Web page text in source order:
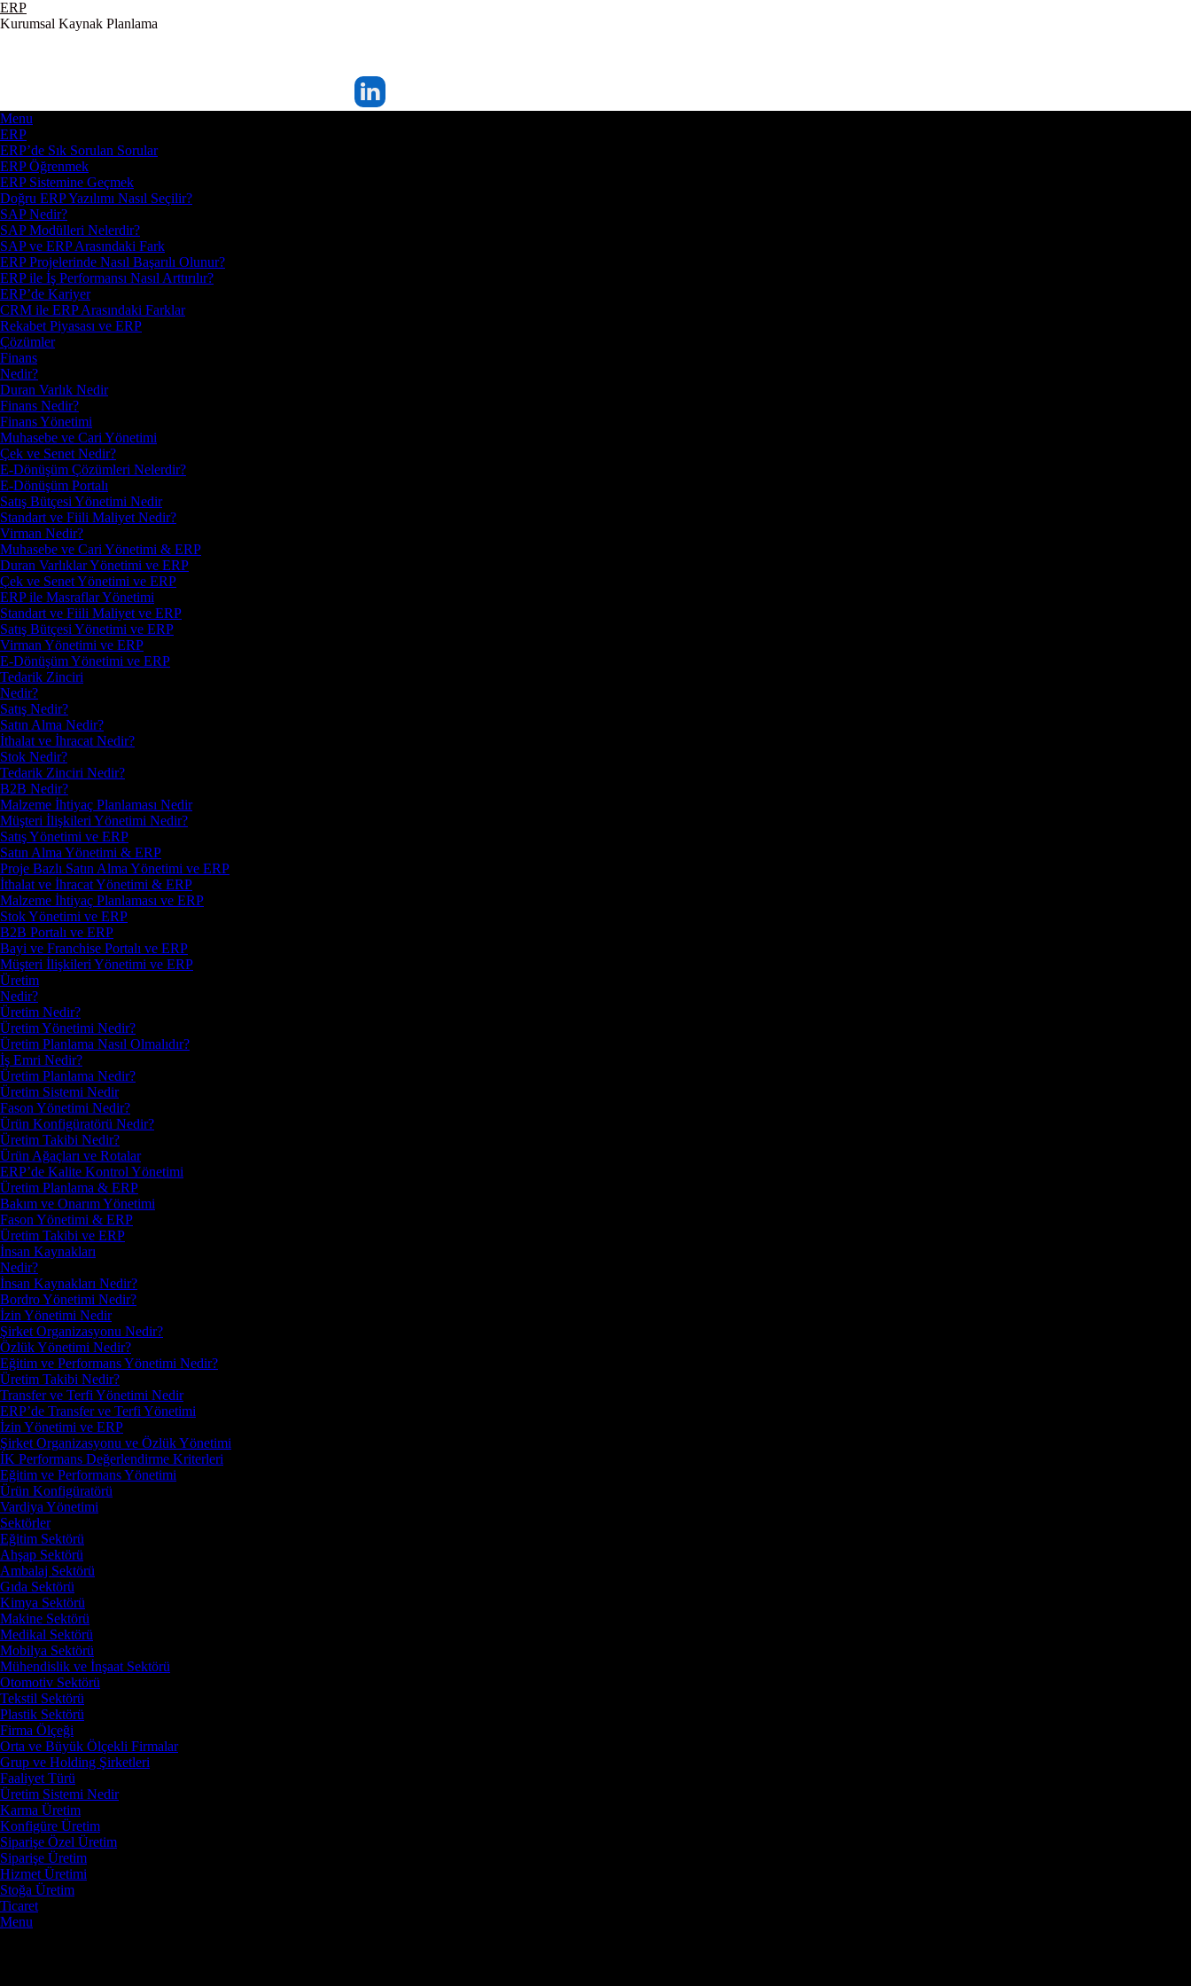
ERP
Kurumsal Kaynak Planlama
Menu
ERP
ERP’de Sık Sorulan Sorular
ERP Öğrenmek
ERP Sistemine Geçmek
Doğru ERP Yazılımı Nasıl Seçilir?
SAP Nedir?
SAP Modülleri Nelerdir?
SAP ve ERP Arasındaki Fark
ERP Projelerinde Nasıl Başarılı Olunur?
ERP ile İş Performansı Nasıl Arttırılır?
ERP’de Kariyer
CRM ile ERP Arasındaki Farklar
Rekabet Piyasası ve ERP
Çözümler
Finans
Nedir?
Duran Varlık Nedir
Finans Nedir?
Finans Yönetimi
Muhasebe ve Cari Yönetimi
Çek ve Senet Nedir?
E-Dönüşüm Çözümleri Nelerdir?
E-Dönüşüm Portalı
Satış Bütçesi Yönetimi Nedir
Standart ve Fiili Maliyet Nedir?
Virman Nedir?
Muhasebe ve Cari Yönetimi & ERP
Duran Varlıklar Yönetimi ve ERP
Çek ve Senet Yönetimi ve ERP
ERP ile Masraflar Yönetimi
Standart ve Fiili Maliyet ve ERP
Satış Bütçesi Yönetimi ve ERP
Virman Yönetimi ve ERP
E-Dönüşüm Yönetimi ve ERP
Tedarik Zinciri
Nedir?
Satış Nedir?
Satın Alma Nedir?
İthalat ve İhracat Nedir?
Stok Nedir?
Tedarik Zinciri Nedir?
B2B Nedir?
Malzeme İhtiyaç Planlaması Nedir
Müşteri İlişkileri Yönetimi Nedir?
Satış Yönetimi ve ERP
Satın Alma Yönetimi & ERP
Proje Bazlı Satın Alma Yönetimi ve ERP
İthalat ve İhracat Yönetimi & ERP
Malzeme İhtiyaç Planlaması ve ERP
Stok Yönetimi ve ERP
B2B Portalı ve ERP
Bayi ve Franchise Portalı ve ERP
Müşteri İlişkileri Yönetimi ve ERP
Üretim
Nedir?
Üretim Nedir?
Üretim Yönetimi Nedir?
Üretim Planlama Nasıl Olmalıdır?
İş Emri Nedir?
Üretim Planlama Nedir?
Üretim Sistemi Nedir
Fason Yönetimi Nedir?
Ürün Konfigüratörü Nedir?
Üretim Takibi Nedir?
Ürün Ağaçları ve Rotalar
ERP’de Kalite Kontrol Yönetimi
Üretim Planlama & ERP
Bakım ve Onarım Yönetimi
Fason Yönetimi & ERP
Üretim Takibi ve ERP
İnsan Kaynakları
Nedir?
İnsan Kaynakları Nedir?
Bordro Yönetimi Nedir?
İzin Yönetimi Nedir
Şirket Organizasyonu Nedir?
Özlük Yönetimi Nedir?
Eğitim ve Performans Yönetimi Nedir?
Üretim Takibi Nedir?
Transfer ve Terfi Yönetimi Nedir
ERP’de Transfer ve Terfi Yönetimi
İzin Yönetimi ve ERP
Şirket Organizasyonu ve Özlük Yönetimi
İK Performans Değerlendirme Kriterleri
Eğitim ve Performans Yönetimi
Ürün Konfigüratörü
Vardiya Yönetimi
Sektörler
Eğitim Sektörü
Ahşap Sektörü
Ambalaj Sektörü
Gıda Sektörü
Kimya Sektörü
Makine Sektörü
Medikal Sektörü
Mobilya Sektörü
Mühendislik ve İnşaat Sektörü
Otomotiv Sektörü
Tekstil Sektörü
Plastik Sektörü
Firma Ölçeği
Orta ve Büyük Ölçekli Firmalar
Grup ve Holding Şirketleri
Faaliyet Türü
Üretim Sistemi Nedir
Karma Üretim
Konfigüre Üretim
Siparişe Özel Üretim
Siparişe Üretim
Hizmet Üretimi
Stoğa Üretim
Ticaret
Menu